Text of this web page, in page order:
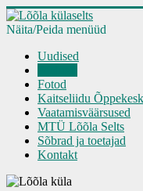
Näita/Peida menüüd
Uudised
Fotod
Kaitseliidu
Vaatamisväärsused
MTÜ Lõõla Selts
Sõbrad ja toetajad
Kontakt